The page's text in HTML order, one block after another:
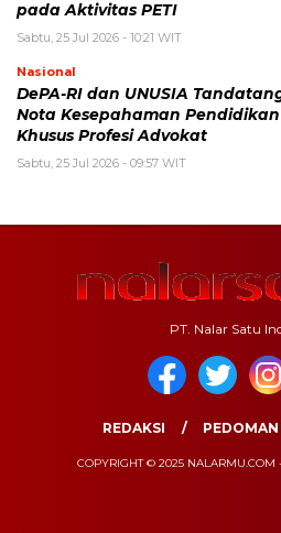
pada Aktivitas PETI
Sabtu, 25 Jul 2026 - 10:21 WIT
Nasional
DePA-RI dan UNUSIA
Nota Kesepahaman Pendidikan
Khusus Profesi Advokat
Sabtu, 25 Jul 2026 - 09:57 WIT
PT. Nalar Satu
REDAKSI PEDOMAN
COPYRIGHT © 2025 NALARMU.COM